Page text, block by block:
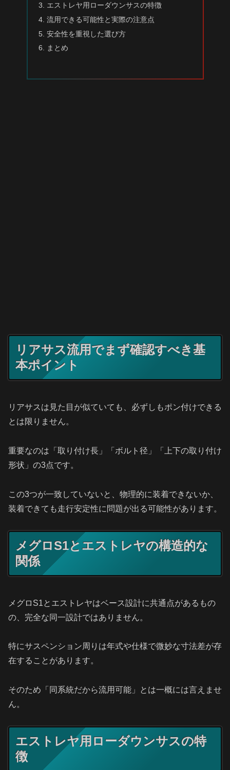
エストレヤ用ローダウンサスの特徴
流用できる可能性と実際の注意点
安全性を重視した選び方
まとめ
リアサス流用でまず確認すべき基
本ポイント
リアサスは見た目が似ていても、必ずしもポン付けできる
とは限りません。
重要なのは「取り付け長」「ボルト径」「上下の取り付け
形状」の3点です。
この3つが一致していないと、物理的に装着できないか、
装着できても走行安定性に問題が出る可能性があります。
メグロS1とエストレヤの構造的な
関係
メグロS1とエストレヤはベース設計に共通点があるもの
の、完全な同一設計ではありません。
特にサスペンション周りは年式や仕様で微妙な寸法差が存
在することがあります。
そのため「同系統だから流用可能」とは一概には言えませ
ん。
エストレヤ用ローダウンサスの特
徴